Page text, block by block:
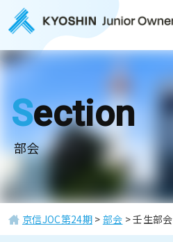
Section
部会
京信JOC第24期> 部会 >壬生部会